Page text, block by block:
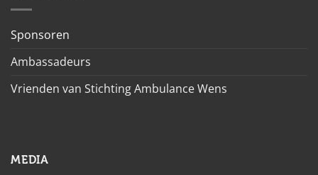
Sponsoren
Ambassadeurs
Vrienden van Stichting Ambulance Wens
MEDIA